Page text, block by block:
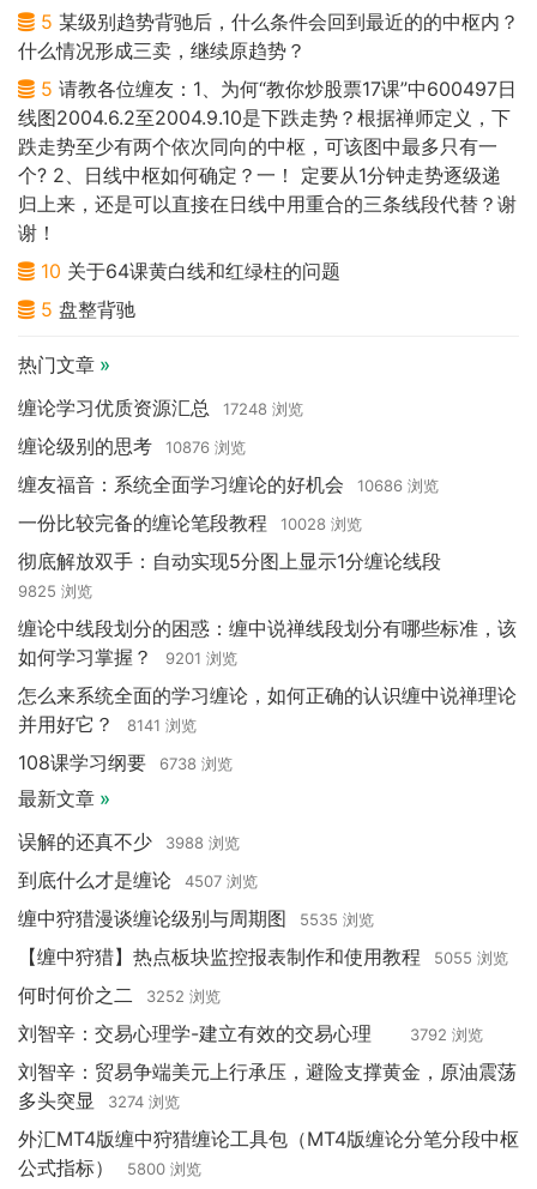
5 某级别趋势背驰后，什么条件会回到最近的的中枢内？
什么情况形成三卖，继续原趋势？
5 请教各位缠友：1、为何“教你炒股票17课”中600497日
线图2004.6.2至2004.9.10是下跌走势？根据禅师定义，下
跌走势至少有两个依次同向的中枢，可该图中最多只有一
个? 2、日线中枢如何确定？一！ 定要从1分钟走势逐级递
归上来，还是可以直接在日线中用重合的三条线段代替？谢
谢！
10 关于64课黄白线和红绿柱的问题
5 盘整背驰
热门文章 »
缠论学习优质资源汇总
17248 浏览
缠论级别的思考 10876 浏览
缠友福音：系统全面学习缠论的好机会 10686 浏览
一份比较完备的缠论笔段教程 10028 浏览
彻底解放双手：自动实现5分图上显示1分缠论线段
9825 浏览
缠论中线段划分的困惑：缠中说禅线段划分有哪些标准，该
如何学习掌握？
9201 浏览
怎么来系统全面的学习缠论，如何正确的认识缠中说禅理论
并用好它？
8141 浏览
108课学习纲要 6738 浏览
最新文章 »
误解的还真不少
3988 浏览
到底什么才是缠论 4507 浏览
缠中狩猎漫谈缠论级别与周期图 5535 浏览
【缠中狩猎】热点板块监控报表制作和使用教程 5055 浏览
何时何价之二 3252 浏览
刘智辛：交易心理学-建立有效的交易心理 3792 浏览
刘智辛：贸易争端美元上行承压，避险支撑黄金，原油震荡
多头突显
3274 浏览
外汇MT4版缠中狩猎缠论工具包（MT4版缠论分笔分段中枢
公式指标）
5800 浏览